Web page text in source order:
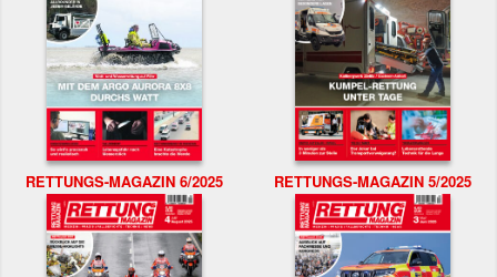
RETTUNGS-MAGAZIN 6/2025 RETTUNGS-MAGAZIN 5/2025